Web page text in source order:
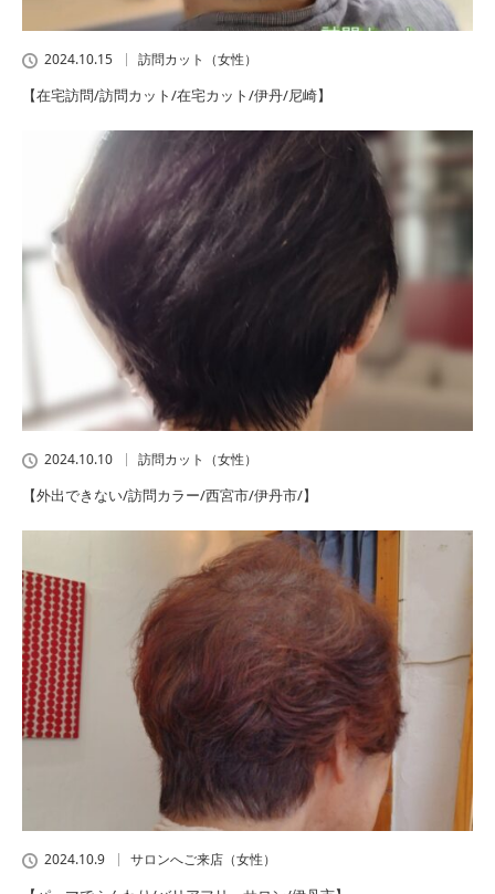
2024.10.15 訪問カット（女性）
【在宅訪問/訪問カット/在宅カット/伊丹/尼崎】
2024.10.10 訪問カット（女性）
【外出できない/訪問カラー/西宮市/伊丹市/】
2024.10.9 サロンへご来店（女性）